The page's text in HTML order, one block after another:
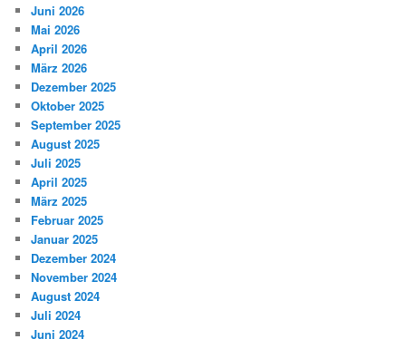
Juni 2026
Mai 2026
April 2026
März 2026
Dezember 2025
Oktober 2025
September 2025
August 2025
Juli 2025
April 2025
März 2025
Februar 2025
Januar 2025
Dezember 2024
November 2024
August 2024
Juli 2024
Juni 2024